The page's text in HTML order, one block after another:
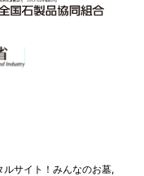
サイト！みんなのお墓,